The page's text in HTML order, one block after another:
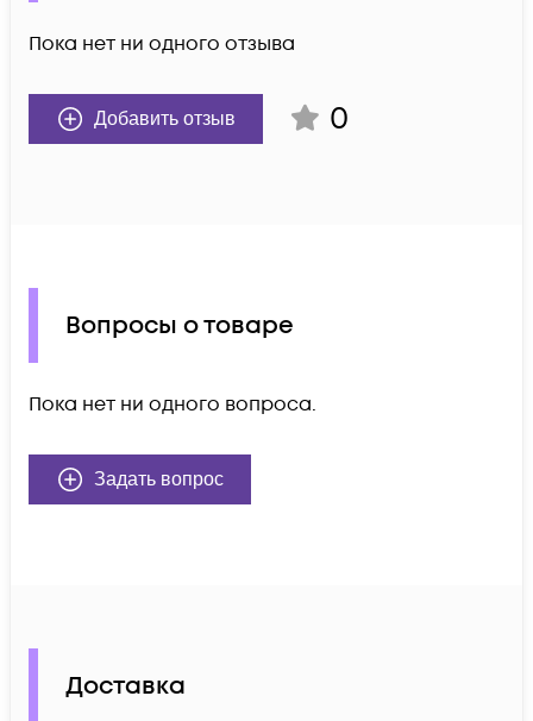
Пока нет ни одного отзыва
Добавить отзыв 0
Вопросы о товаре
Пока нет ни одного вопроса.
Задать вопрос
Доставка